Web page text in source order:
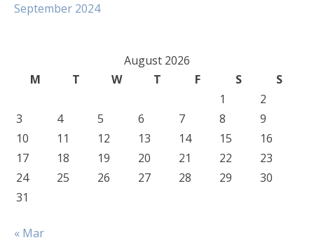
September 2024
August 2026
M
T W T F S
S
1
2
3
4 5 6 7 8
9
10
11 12 13 14 15
16
17
18 19 20 21 22
23
24
25 26 27 28 29
30
31
« Mar